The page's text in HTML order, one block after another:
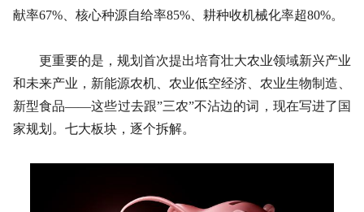
献率67%、核心种源自给率85%、耕种收机械化率超80%。
更重要的是，规划首次提出培育壮大农业领域新兴产业
和未来产业，新能源农机、农业低空经济、农业生物制造、
新型食品——这些过去跟”三农”不沾边的词，现在写进了国
家规划。七大板块，逐个拆解。